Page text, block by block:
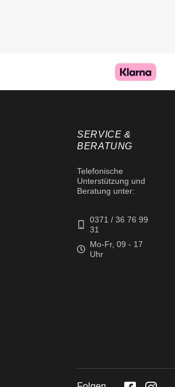
SERVICE &
BERATUNG
Telefonische
Unterstützung und
Beratung unter:
0371 / 36 76 99
31
Mo-Fr, 09 - 17
Uhr